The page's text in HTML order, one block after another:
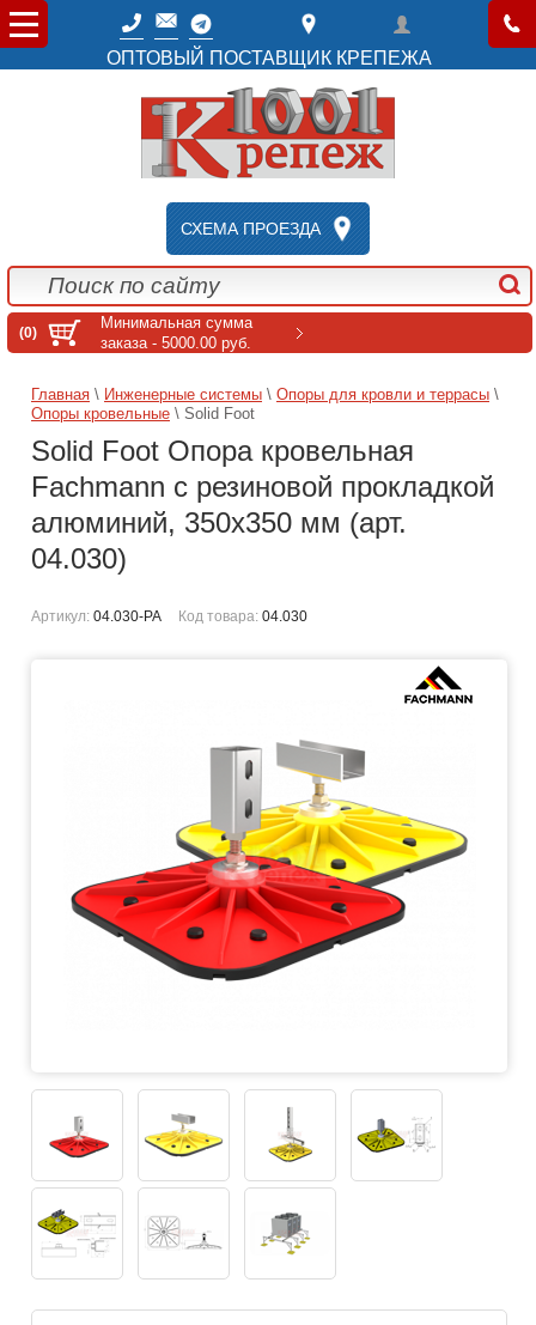
ОПТОВЫЙ ПОСТАВЩИК КРЕПЕЖА
СХЕМА ПРОЕЗДА
(0)
Минимальная сумма
заказа - 5000.00 руб.
Главная \ Инженерные системы \ Опоры для кровли и террасы \
Опоры кровельные \ Solid Foot
Solid Foot Опора кровельная
Fachmann с резиновой прокладкой
алюминий, 350x350 мм (арт.
04.030)
Артикул: 04.030-PA Код товара: 04.030